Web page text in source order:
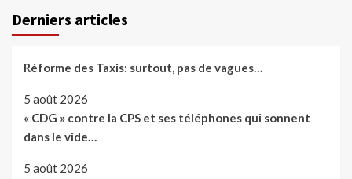
publications
Derniers articles
Réforme des Taxis: surtout, pas de vagues…
5 août 2026
« CDG » contre la CPS et ses téléphones qui sonnent
dans le vide…
5 août 2026